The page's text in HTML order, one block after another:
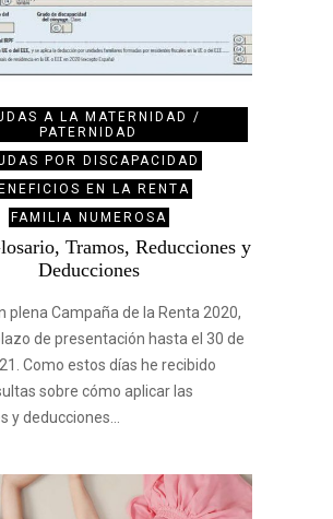
A LA MATERNIDAD /
PATERNIDAD
POR DISCAPACIDAD
EN LA RENTA
FAMILIA NUMEROSA
Tramos, Reducciones y
Deducciones
plena Campaña de la Renta 2020,
de presentación hasta el 30 de
Como estos días he recibido
sobre cómo aplicar las
y deducciones…